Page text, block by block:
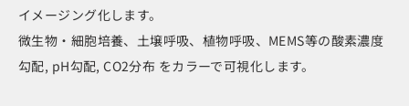
イメージング化します。
微生物・細胞培養、土壌呼吸、植物呼吸、MEMS等の酸素濃度
勾配, pH勾配, CO2分布 をカラーで可視化します。